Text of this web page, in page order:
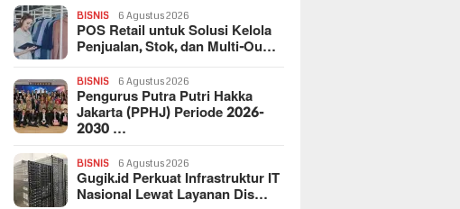
BISNIS 6 Agustus 2026
POS Retail untuk Solusi Kelola
Penjualan, Stok, dan Multi-Ou…
BISNIS 6 Agustus 2026
Pengurus Putra Putri Hakka
Jakarta (PPHJ) Periode 2026-
2030 …
BISNIS 6 Agustus 2026
Gugik.id Perkuat Infrastruktur IT
Nasional Lewat Layanan Dis…